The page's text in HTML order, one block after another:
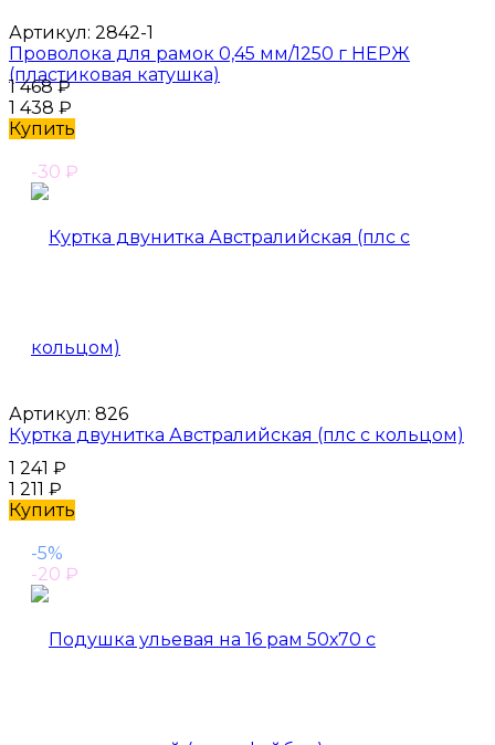
Артикул: 2842-1
Проволока для рамок 0,45 мм/1250 г НЕРЖ
(пластиковая катушка)
1 468₽
1 438 ₽
Купить
-30 ₽
Артикул: 826
Куртка двунитка Австралийская (плс с кольцом)
1 241 ₽
1 211 ₽
Купить
-5%
-20 ₽